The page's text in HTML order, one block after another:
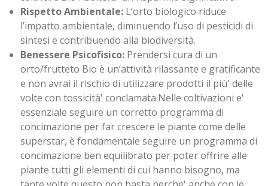
Rispetto Ambientale: L’orto biologico riduce
l’impatto ambientale, diminuendo l’uso di pesticidi di
sintesi e contribuendo alla biodiversità.
Benessere Psicofisico: Prendersi cura di un
orto/frutteto Bio è un’attività rilassante e gratificante
e non avrai il rischio di utilizzare prodotti il più' delle
volte con tossicità' conclamata.Nelle coltivazioni e'
essenziale seguire un corretto programma di
concimazione per far crescere le piante come delle
superstar, è fondamentale seguire un programma di
concimazione ben equilibrato per poter offrire alle
piante tutti gli elementi di cui hanno bisogno, ma